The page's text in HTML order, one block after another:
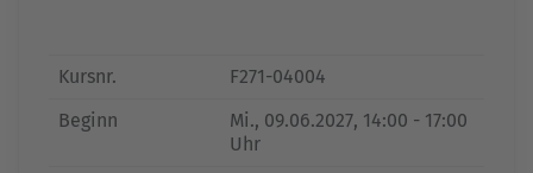
Kursnr.
F271-04004
Beginn
Mi., 09.06.2027, 14:00 - 17:00
Uhr